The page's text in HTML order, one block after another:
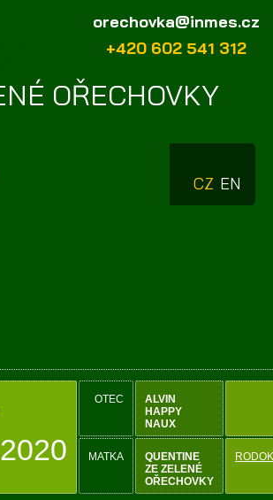
orechovka@inmes.cz
+420 602 541 312
OŘECHOVKY
CZ EN
OTEC
ALVIN
HAPPY
NAUX
MATKA
QUENTINE
ZE ZELENÉ
OŘECHOVKY